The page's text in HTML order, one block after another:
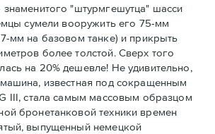
знаменитого "штурмгешутца" шасси
сумели вооружить его 75-мм
мм на базовом танке) и прикрыть
более толстой. Сверх того
на 20% дешевле! Не удивительно,
известная под сокращенным
III, стала самым массовым образцом
бронетанковой техники времен
выпущенный немецкой